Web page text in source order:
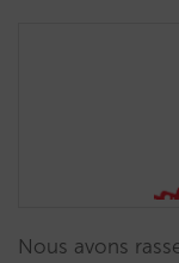
Nous avons